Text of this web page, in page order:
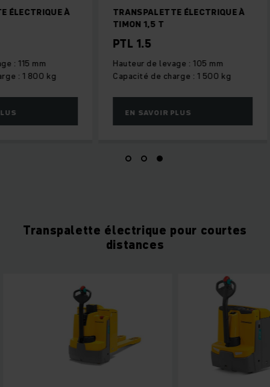
ÉLECTRIQUE À
: 115 mm
: 1 800 kg
TRANSPALETTE ÉLECTRIQUE À
TIMON 1,5 T
PTL 1.5
Hauteur de levage : 105 mm
Capacité de charge : 1 500 kg
EN SAVOIR PLUS
Transpalette électrique pour courtes
distances